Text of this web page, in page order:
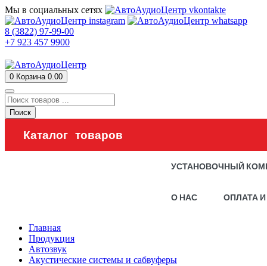
Мы в социальных сетях
8 (3822) 97-99-00
+7 923 457 9900
0 Корзина 0.00
Поиск
Каталог товаров
УСТАНОВОЧНЫЙ
О НАС ОПЛАТА
Главная
Продукция
Автозвук
Акустические системы и сабвуферы